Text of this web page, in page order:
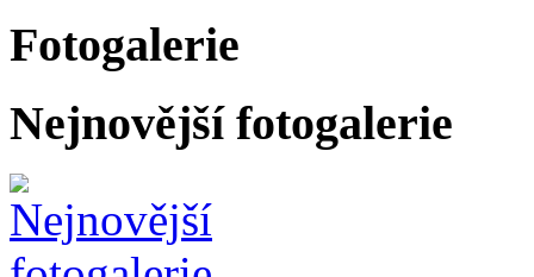
Fotogalerie
Nejnovější fotogalerie